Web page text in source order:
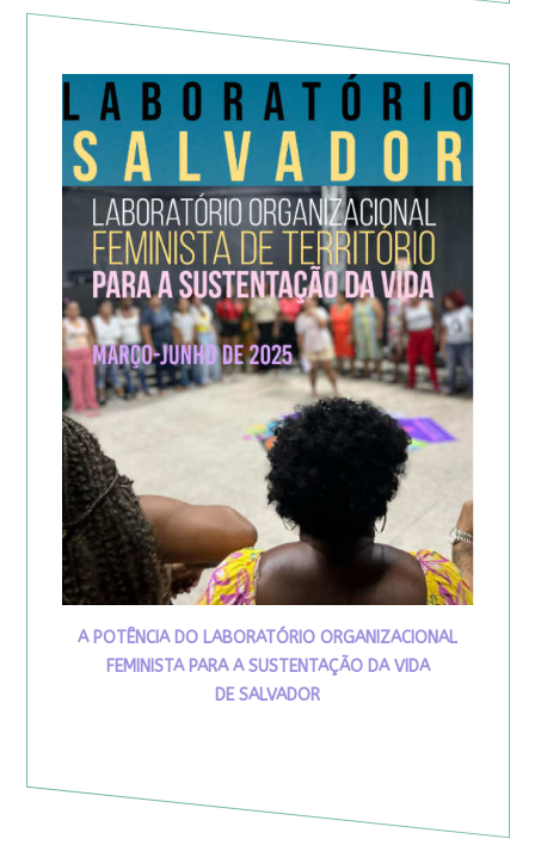
A POTÊNCIA DO LABORATÓRIO ORGANIZACIONAL
FEMINISTA PARA A SUSTENTAÇÃO DA VIDA
DE SALVADOR